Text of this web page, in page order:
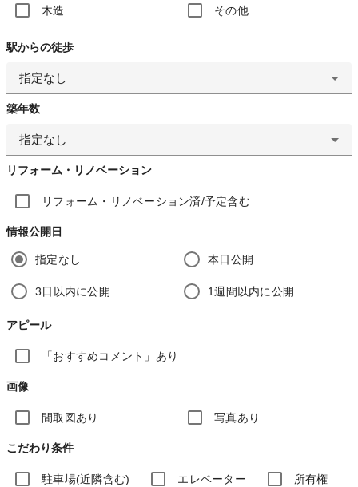
木造 その他
駅からの徒歩
指定なし
築年数
指定なし
リフォーム・リノベーション
リフォーム・リノベーション済/予定含む
情報公開日
指定なし 本日公開
3日以内に公開 1週間以内に公開
アピール
「おすすめコメント」あり
画像
間取図あり 写真あり
こだわり条件
駐車場(近隣含む) エレベーター 所有権